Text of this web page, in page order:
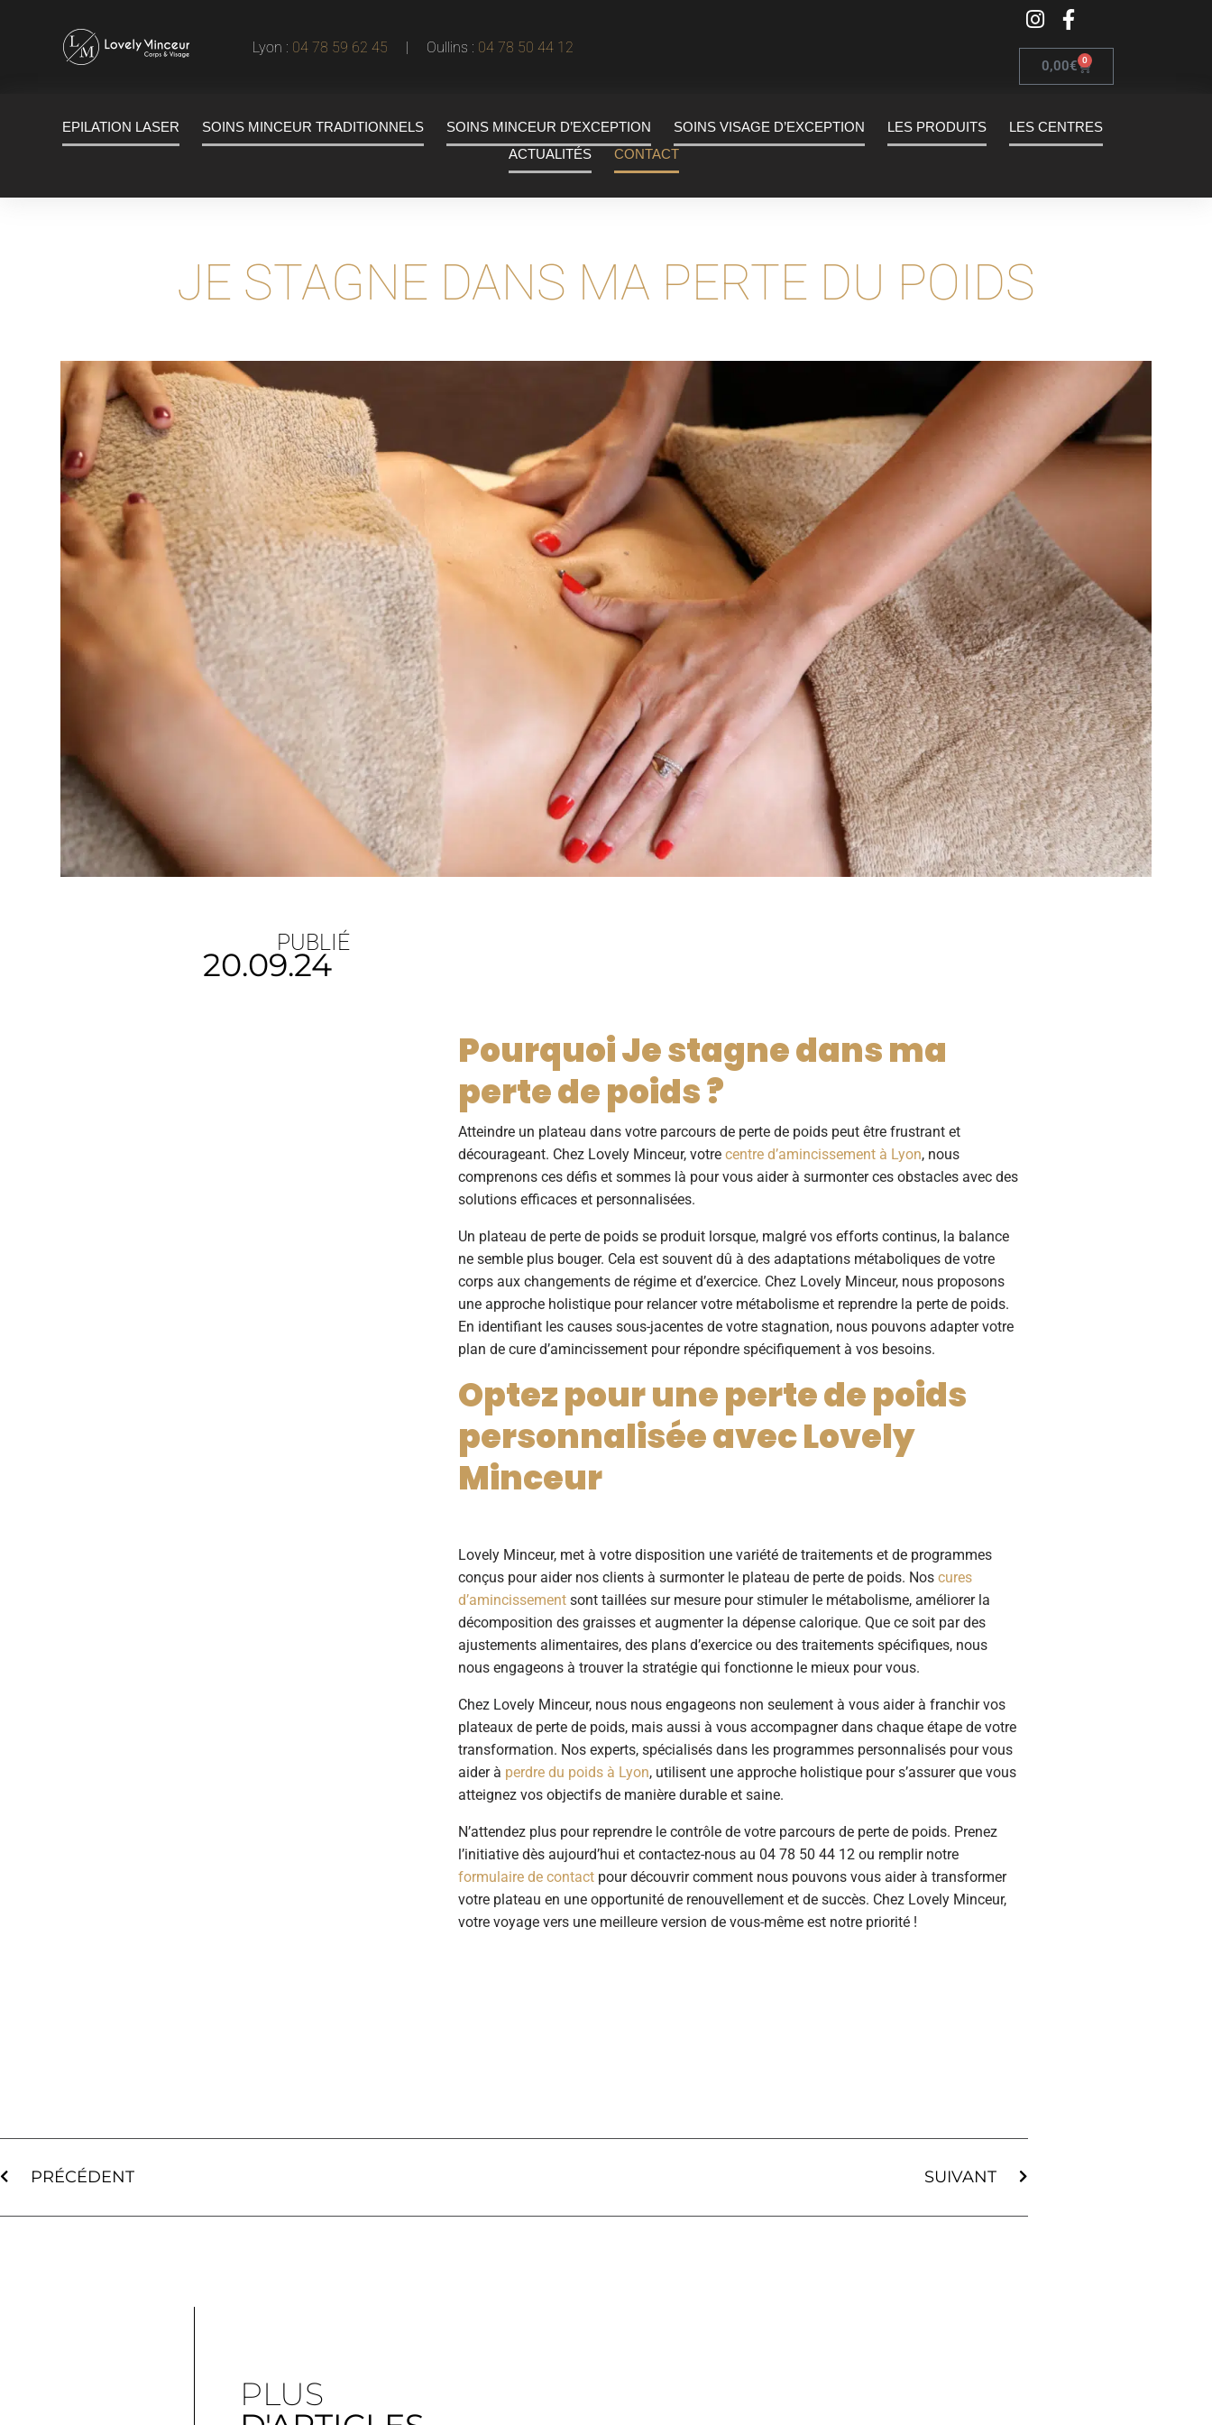
Lyon : 04 78 59 62 45 | Oullins : 04 78 50 44 12
0,00€ 0
EPILATION LASER SOINS MINCEUR TRADITIONNELS SOINS MINCEUR D’EXCEPTION SOINS VISAGE D’EXCEPTION LES PRODUITS
LES CENTRES
ACTUALITÉS
CONTACT
JE STAGNE DANS MA PERTE DU POIDS
PUBLIÉ
20.09.24
Pourquoi Je stagne dans ma
perte de poids ?
Atteindre un plateau dans votre parcours de perte de poids peut être frustrant et
décourageant. Chez Lovely Minceur, votre centre d’amincissement à Lyon, nous
comprenons ces défis et sommes là pour vous aider à surmonter ces obstacles avec des
solutions efficaces et personnalisées.
Un plateau de perte de poids se produit lorsque, malgré vos efforts continus, la balance
ne semble plus bouger. Cela est souvent dû à des adaptations métaboliques de votre
corps aux changements de régime et d’exercice. Chez Lovely Minceur, nous proposons
une approche holistique pour relancer votre métabolisme et reprendre la perte de poids.
En identifiant les causes sous-jacentes de votre stagnation, nous pouvons adapter votre
plan de cure d’amincissementpour répondre spécifiquement à vos besoins.
Optez pour une perte de poids
personnalisée avec Lovely
Minceur
Lovely Minceur, met à votre disposition une variété de traitements et de programmes
conçus pour aider nos clients à surmonter le plateau de perte de poids. Nos cures
d’amincissementsont taillées sur mesure pour stimuler le métabolisme, améliorer la
décomposition des graisses et augmenter la dépense calorique. Que ce soit par des
ajustements alimentaires, des plans d’exercice ou des traitements spécifiques, nous
nous engageons à trouver la stratégie qui fonctionne le mieux pour vous.
Chez Lovely Minceur, nous nous engageons non seulement à vous aider à franchir vos
plateaux de perte de poids, mais aussi à vous accompagner dans chaque étape de votre
transformation. Nos experts, spécialisés dans les programmes personnalisés pour vous
aider à perdre du poids à Lyon, utilisent une approche holistique pour s’assurer que vous
atteignez vos objectifs de manière durable et saine.
N’attendez plus pour reprendre le contrôle de votre parcours de perte de poids. Prenez
l’initiative dès aujourd’hui et contactez-nous au 04 78 50 44 12 ou remplir notre
formulaire de contact pour découvrir comment nous pouvons vous aider à transformer
votre plateau en une opportunité de renouvellement et de succès. Chez Lovely Minceur,
votre voyage vers une meilleure version de vous-même est notre priorité !
PRÉCÉDENT SUIVANT
PLUS